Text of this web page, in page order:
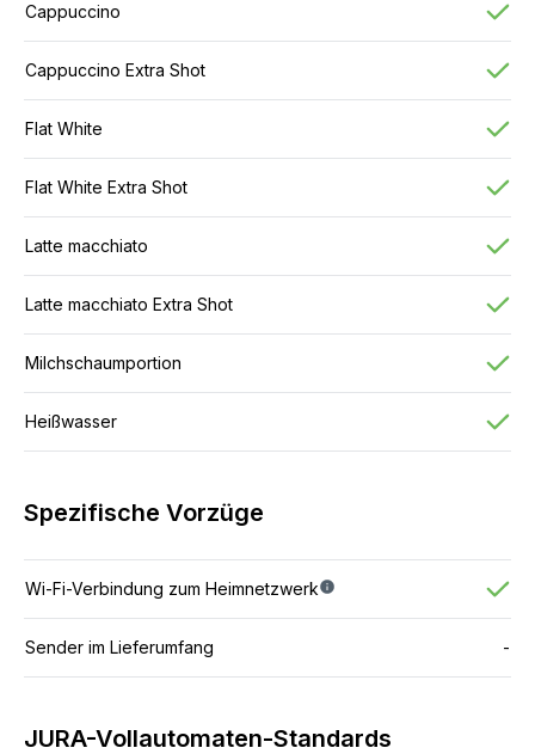
Cappuccino
Cappuccino Extra Shot
Flat White
Flat White Extra Shot
Latte macchiato
Latte macchiato Extra Shot
Milchschaumportion
Heißwasser
Spezifische Vorzüge
Wi-Fi-Verbindung zum Heimnetzwerk
Sender im Lieferumfang -
JURA-Vollautomaten-Standards